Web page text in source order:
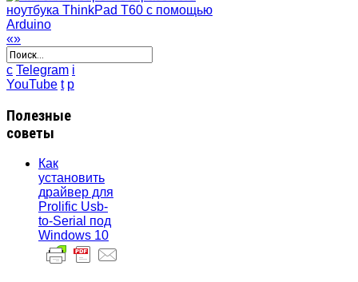
«»
c Telegram i
YouTube t p
Полезные
советы
Как
установить
драйвер для
Prolific Usb-
to-Serial под
Windows 10